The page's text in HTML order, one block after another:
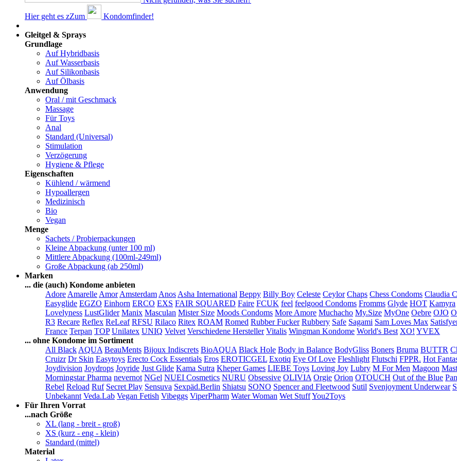
Hier geht es zZum
Kondomfinder!
Gleitgel & Sprays
Grundlage
Auf Hybridbasis
Auf Wasserbasis
Auf Silikonbasis
Auf Ölbasis
Anwendung
Oral / mit Geschmack
Massage
Für Toys
Anal
Standard (Universal)
Stimulation
Verzögerung
Hygiene & Pflege
Eigenschaften
Kühlend / wärmend
Hypoallergen
Medizinisch
Bio
Vegan
Menge
Sachets / Probierpackungen
Kleine Abpackung (unter 100 ml)
Mittlere Abpackung (100ml-249ml)
Große Abpackung (ab 250ml)
Marken
... die (auch) Kondome anbieten
Adore Amarelle Amor Amsterdam Anos Asha International Beppy Billy Boy Celeste Ceylor Chaps Chess Condoms Claudia
Easyglide EGZO Einhorn ERCO EXS FAIR SQUARED Faire FCUK feel feelgood Condoms Fromms Glyde HOT Kamyra
Lovelyness LustGlider Manix Masculan Mister Size Moods Condoms More Amore Muchacho My.Size MyOne Oebre OJO
R3 Recare Reflex ReLeaf RFSU Rilaco Ritex ROAM Romed Rubber Fucker Rubbery Safe Sagami Sam Loves Max
France Terpan TOP Unilatex UNIQ Velvet Verschiedene Hersteller Vitalis Wingman Kondome World's Best XO! YVEX
... ohne Kondome im Sortiment
All Black AQUA BeauMents Bijoux Indiscrets BioAQUA Black Hole Body in Balance BodyGliss Boners Bruma BUTTR
Cruizr Dr Skin Easytoys Erecto Cock Essentials Eros EROTICGEL Exotiq Eye Of Love Fleshlight Flutschi FPPR. Hot
Joydivision Joydrops Joyride Just Glide Kama Sutra Kheper Games LIEBE Toys Loving Joy Lubry M For Men Magoon
Morningstar Pharma nevernot NGel NUEI Cosmetics NURU Obsessive OLIVIA Orgie Orion OTOUCH Out of the Blue
Rebel Reload Ruf Secret Play Sensuva Sexpäd.Berlin Shiatsu SONO Spencer and Fleetwood Sutil Svenjoyment Underwear
Unbekannt Veda.Lab Vegan Fetish Vibeggs ViperPharm Water Woman Wet StuffYou2Toys
Für Ihren Vorrat
...nach Größe
XL (lang - breit - groß)
XS (kurz - eng - klein)
Standard (mittel)
Material